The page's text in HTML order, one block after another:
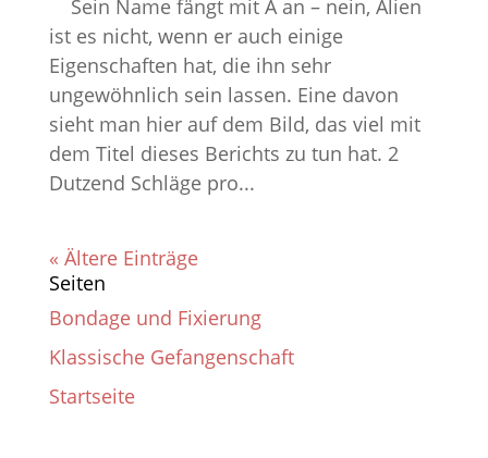
Sein Name fängt mit A an – nein, Alien
ist es nicht, wenn er auch einige
Eigenschaften hat, die ihn sehr
ungewöhnlich sein lassen. Eine davon
sieht man hier auf dem Bild, das viel mit
dem Titel dieses Berichts zu tun hat. 2
Dutzend Schläge pro...
« Ältere Einträge
Seiten
Bondage und Fixierung
Klassische Gefangenschaft
Startseite